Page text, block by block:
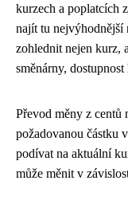
kurzech a poplatcích
najít tu nejvýhodnější
zohlednit nejen kurz,
směnárny,
Převod měny z centů
požadovanou částku
podívat na aktuální
může měnit v